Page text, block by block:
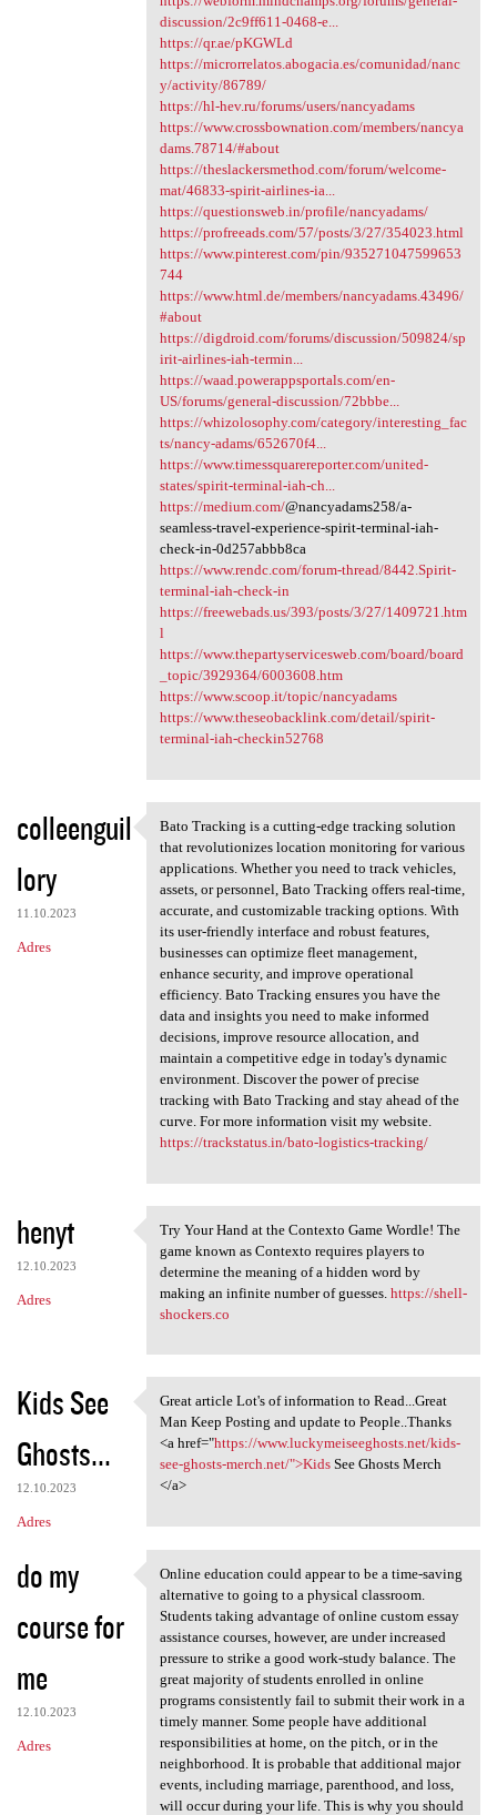
discussion/2c9ff611-0468-e...
https://qr.ae/pKGWLd
https://microrrelatos.abogacia.es/comunidad/nanc
y/activity/86789/
https://hl-hev.ru/forums/users/nancyadams
https://www.crossbownation.com/members/nancya
dams.78714/#about
https://theslackersmethod.com/forum/welcome-
mat/46833-spirit-airlines-ia...
https://questionsweb.in/profile/nancyadams/
https://profreeads.com/57/posts/3/27/354023.html
https://www.pinterest.com/pin/935271047599653
744
https://www.html.de/members/nancyadams.43496/
#about
https://digdroid.com/forums/discussion/509824/sp
irit-airlines-iah-termin...
https://waad.powerappsportals.com/en-
US/forums/general-discussion/72bbbe...
https://whizolosophy.com/category/interesting_fac
ts/nancy-adams/652670f4...
https://www.timessquarereporter.com/united-
states/spirit-terminal-iah-ch...
https://medium.com/@nancyadams258/a-
seamless-travel-experience-spirit-terminal-iah-
check-in-0d257abbb8ca
https://www.rendc.com/forum-thread/8442.Spirit-
terminal-iah-check-in
https://freewebads.us/393/posts/3/27/1409721.htm
l
https://www.thepartyservicesweb.com/board/board
_topic/3929364/6003608.htm
https://www.scoop.it/topic/nancyadams
https://www.theseobacklink.com/detail/spirit-
terminal-iah-checkin52768
colleenguil
lory
11.10.2023
Adres
Bato Tracking is a cutting
Bato Tracking is a cutting-edge tracking solution
that revolutionizes location monitoring for various
applications. Whether you need to track vehicles,
assets, or personnel, Bato Tracking offers real-time,
accurate, and customizable tracking options. With
its user-friendly interface and robust features,
businesses can optimize fleet management,
enhance security, and improve operational
efficiency. Bato Tracking ensures you have the
data and insights you need to make informed
decisions, improve resource allocation, and
maintain a competitive edge in today's dynamic
environment. Discover the power of precise
tracking with Bato Tracking and stay ahead of the
curve. For more information visit my website.
https://trackstatus.in/bato-logistics-tracking/
henyt
12.10.2023
Adres
Try Your Hand at the Contexto
Try Your Hand at the Contexto Game Wordle! The
game known as Contexto requires players to
determine the meaning of a hidden word by
making an infinite number of guesses. https://shell-
shockers.co
Kids See
Ghosts...
12.10.2023
Adres
Great article Lot's of
Great article Lot's of information to Read...Great
Man Keep Posting and update to People..Thanks
<a href="https://www.luckymeiseeghosts.net/kids-
see-ghosts-merch.net/">KidsSee Ghosts Merch
</a>
do my
course for
me
12.10.2023
Adres
Online education could appear
Online education could appear to be a time-saving
alternative to going to a physical classroom.
Students taking advantage of online custom essay
assistance courses, however, are under increased
pressure to strike a good work-study balance. The
great majority of students enrolled in online
programs consistently fail to submit their work in a
timely manner. Some people have additional
responsibilities at home, on the pitch, or in the
neighborhood. It is probable that additional major
events, including marriage, parenthood, and loss,
will occur during your life. This is why you should